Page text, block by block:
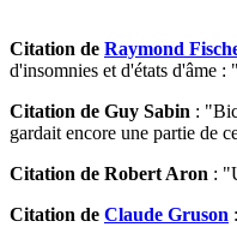
Citation de Raymond
d'insomnies et d'états d'âme
Citation de Guy Sabin :
gardait encore une partie de
Citation de Robert Aron :
Citation de Claude Gruson